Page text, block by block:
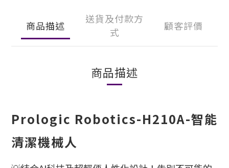
商品描述
送貨及付款方
式
顧客評價
商品描述
Prologic Robotics-H210A-智能
清潔機械人